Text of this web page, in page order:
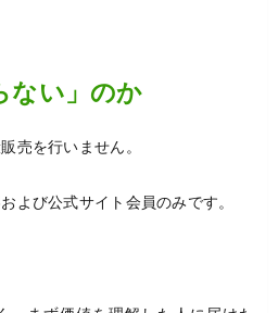
ない」のか
売を行いません。
よび公式サイト会員のみです。